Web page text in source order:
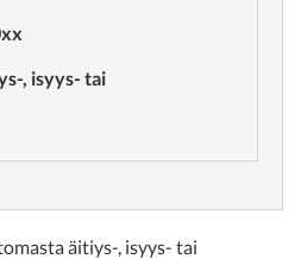
, isyys- tai
äitiys-, isyys- tai